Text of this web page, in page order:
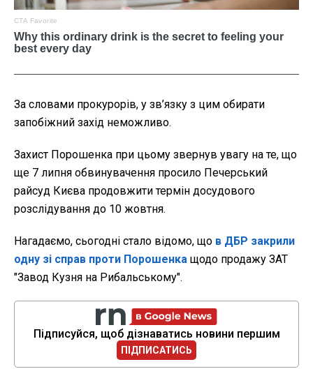
За словами прокурорів, у зв’язку з цим обирати
запобіжний захід неможливо.
Захист Порошенка при цьому звернув увагу на те, що
ще 7 липня обвинувачення просило Печерський
райсуд Києва продовжити термін досудового
розслідування до 10 жовтня.
Нагадаємо, сьогодні стало відомо, що в ДБР закрили
одну зі справ проти Порошенка щодо продажу ЗАТ
"Завод Кузня на Рибальському".
Підписуйся, щоб дізнаватись новини першим
ПІДПИСАТИСЬ